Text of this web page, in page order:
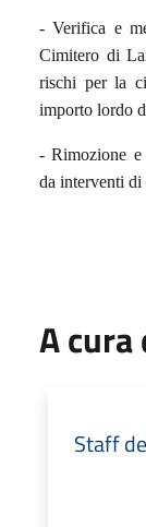
- Verifica e
Cimitero di
rischi per la
importo lordo
- Rimozione e
da interventi
A cura
Staff